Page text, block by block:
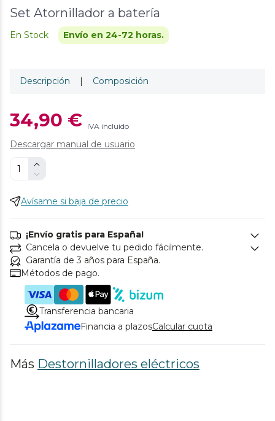
Set Atornillador a batería
En Stock Envío en 24-72 horas.
Descripción | Composición
34,90 € IVA incluido
Descargar manual de usuario
Avísame si baja de precio
¡Envío gratis para España!
Cancela o devuelve tu pedido fácilmente.
Garantía de 3 años para España.
Métodos de pago.
Transferencia bancaria
Financia a plazosCalcular cuota
Más Destornilladores eléctricos